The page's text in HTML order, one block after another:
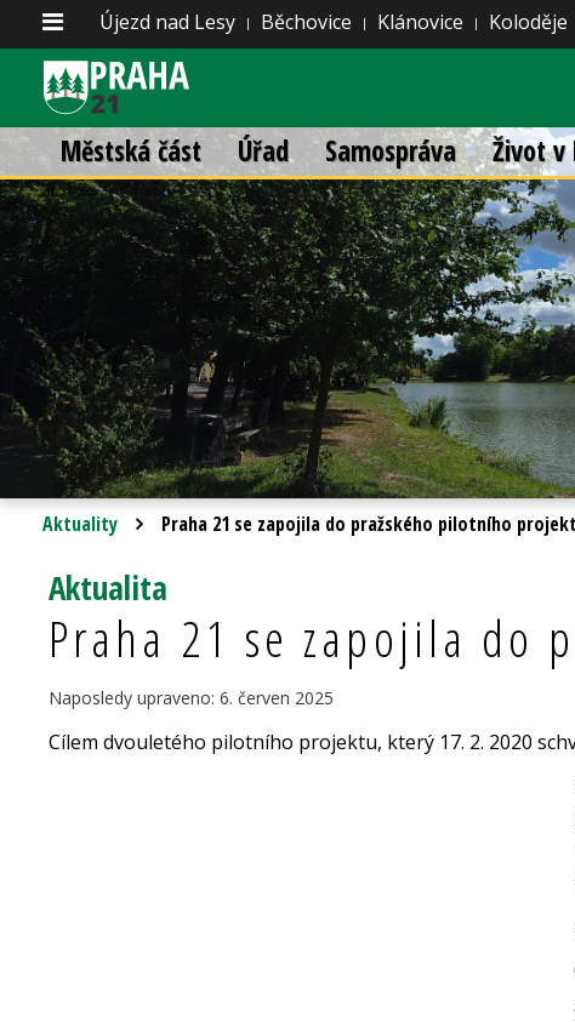
Újezd nad Lesy Běchovice Klánovice Koloděje
Městská část Úřad Samospráva Život v
Aktuality Praha 21 se zapojila do pražského pilotního
Aktualita
Praha 21 se zapojila do
Naposledy upraveno: 6. červen 2025
Cílem dvouletého pilotního projektu, který 17. 2. 2020